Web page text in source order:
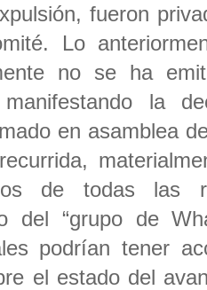
fueron
Lo
no se ha
la
en asamblea
de todas las
del “grupo de
podrían tener
el estado del